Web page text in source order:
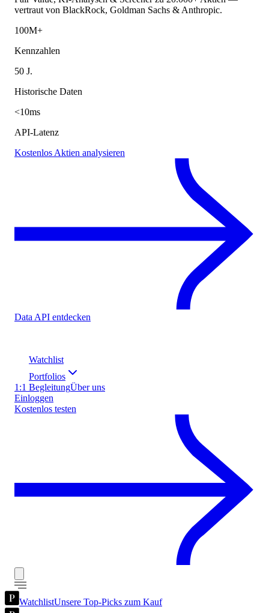
vertraut von BlackRock, Goldman Sachs & Anthropic.
100M+
Kennzahlen
50 J.
Historische Daten
<10ms
API-Latenz
Kostenlos Aktien analysieren
Data API entdecken
Watchlist
Portfolios
1:1 BegleitungÜber uns
Einloggen
Kostenlos testen
WatchlistUnsere Top-Picks zum Kauf